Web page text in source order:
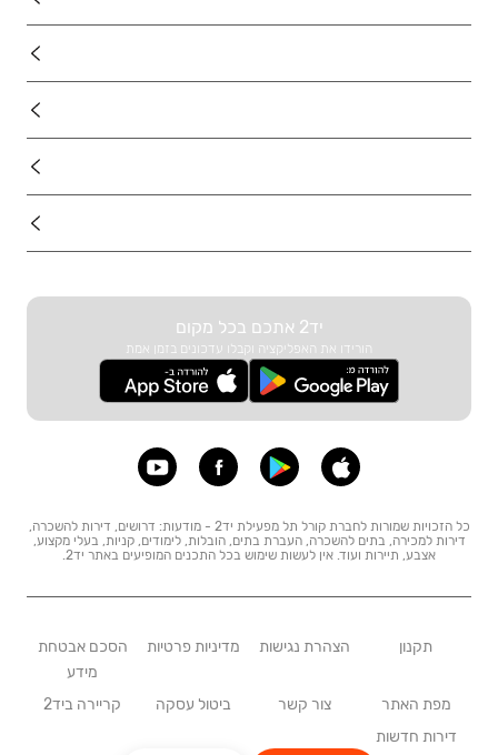
יד2 אתכם בכל מקום
הורידו את האפליקציה וקבלו עדכונים בזמן אמת
כל הזכויות שמורות לחברת קורל תל מפעילת יד2 - מודעות: דרושים, דירות להשכרה,
דירות למכירה, בתים להשכרה, העברת בתים, הובלות, לימודים, קניות, בעלי מקצוע,
אצבע, תיירות ועוד. אין לעשות שימוש בכל התכנים המופיעים באתר יד2.
תקנון הצהרת נגישות מדיניות פרטיות
הסכם אבטחת
מידע
מפת האתר
צור קשר ביטול עסקה
קריירה ביד2
דירות חדשות